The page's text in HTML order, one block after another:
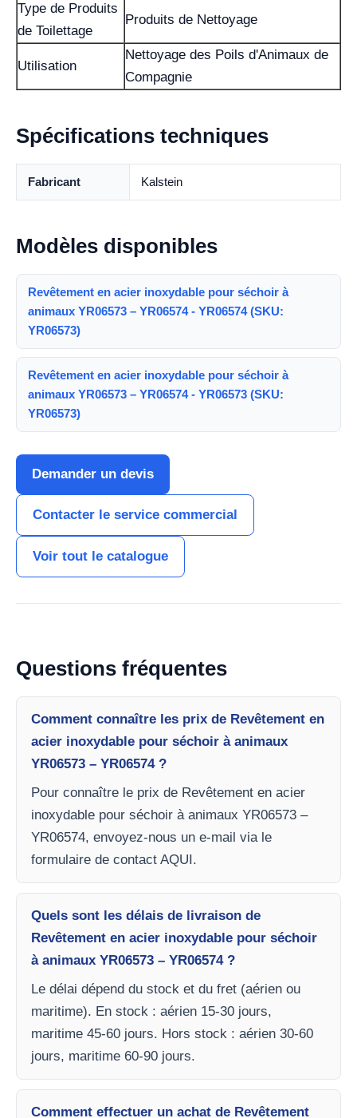
Type de Produits
de Toilettage
Produits de Nettoyage
Utilisation
Nettoyage des Poils d'Animaux de
Compagnie
Spécifications techniques
Fabricant Kalstein
Modèles disponibles
Revêtement en acier inoxydable pour séchoir à
animaux YR06573 – YR06574 - YR06574 (SKU:
YR06573)
Revêtement en acier inoxydable pour séchoir à
animaux YR06573 – YR06574 - YR06573 (SKU:
YR06573)
Demander un devis
Contacter le service commercial
Voir tout le catalogue
Questions fréquentes
Comment connaître les prix de Revêtement en
acier inoxydable pour séchoir à animaux
YR06573 – YR06574 ?
Pour connaître le prix de Revêtement en acier
inoxydable pour séchoir à animaux YR06573 –
YR06574, envoyez-nous un e-mail via le
formulaire de contact AQUI.
Quels sont les délais de livraison de
Revêtement en acier inoxydable pour séchoir
à animaux YR06573 – YR06574 ?
Le délai dépend du stock et du fret (aérien ou
maritime). En stock : aérien 15-30 jours,
maritime 45-60 jours. Hors stock : aérien 30-60
jours, maritime 60-90 jours.
Comment effectuer un achat de Revêtement